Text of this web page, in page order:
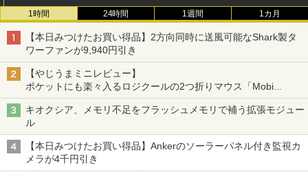
1時間 24時間 1週間 1カ月
【本日みつけたお買い得品】2方向同時に送風可能なShark製タ
ワーファンが9,940円引き
【やじうまミニレビュー】
ポケットにも楽々入るロジクールの2つ折りマウス「Mobi
Fold」。その気になるギミックとは？
キオクシア、メモリ不足をフラッシュメモリで補う拡張モジュー
ル
【本日みつけたお買い得品】Ankerのソーラーパネル付き監視カ
メラが4千円引き